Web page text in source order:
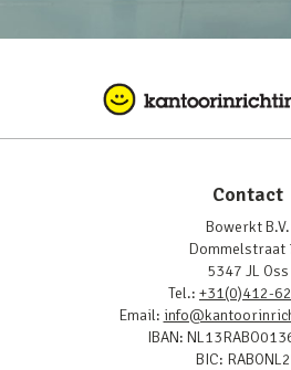
Contact
Bowerkt B.V.
Dommelstraat
5347 JL Oss
Tel.: +31(0)412-
Email:
IBAN:
BIC: